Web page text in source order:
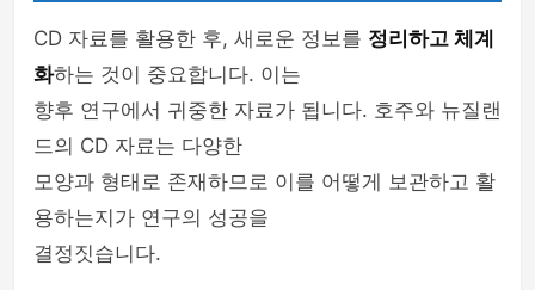
CD 자료를 활용한 후, 새로운 정보를 정리하고 체계
화하는 것이 중요합니다. 이는
향후 연구에서 귀중한 자료가 됩니다. 호주와 뉴질랜
드의 CD 자료는 다양한
모양과 형태로 존재하므로 이를 어떻게 보관하고 활
용하는지가 연구의 성공을
결정짓습니다.